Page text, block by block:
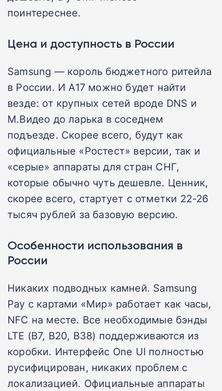
поинтереснее.
Цена и доступность в России
Samsung — король бюджетного ритейла
в России. И A17 можно будет найти
везде: от крупных сетей вроде DNS и
М.Видео до ларька в соседнем
подъезде. Скорее всего, будут как
официальные «Ростест» версии, так и
«серые» аппараты для стран СНГ,
которые обычно чуть дешевле. Ценник,
скорее всего, стартует с отметки 22-26
тысяч рублей за базовую версию.
Особенности использования в
России
Никаких подводных камней. Samsung
Pay с картами «Мир» работает как часы,
NFC на месте. Все необходимые бэнды
LTE (B7, B20, B38) поддерживаются из
коробки. Интерфейс One UI полностью
русифицирован, никаких проблем с
локализацией. Официальные аппараты